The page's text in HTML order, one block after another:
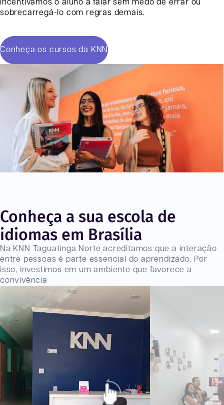
incentivamos o aluno a falar sem medo de errar ou
sobrecarregá-lo com regras demais.
Conheça os cursos da KNN
Conheça a sua escola de
idiomas em Brasília
Na KNN Taguatinga Norte acreditamos que a interação
entre pessoas é parte essencial do aprendizado. Por
isso, investimos em um ambiente que favorece a
convivência